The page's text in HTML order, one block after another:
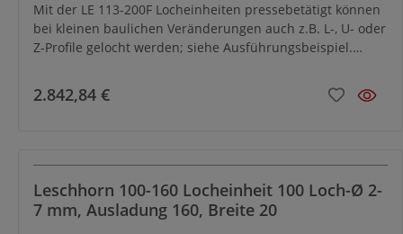
für Loch-Ø 22-38mm incl. Formlöcher,
Abstreifer 801-070x50 gehört zum
Lieferumfang
Mit der LE 113-200F Locheinheiten pressebetätigt können
bei kleinen baulichen Veränderungen auch z.B. L-, U- oder
Z-Profile gelocht werden; siehe Ausführungsbeispiel.
bei St 60 2–10 mm. Lochwerkzeuge Stempel und Matrize
separat bestellen siehe Tabelle untenZubehör - siehe
2.842,84 €
Leschhorn 100-160 Locheinheit 100 Loch-Ø 2-
7 mm, Ausladung 160, Breite 20